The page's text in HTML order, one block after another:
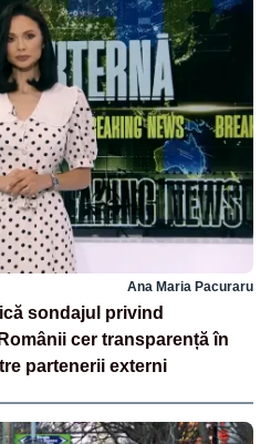
Ana Maria Pacuraru
sondajul privind
cer transparență în
partenerii externi